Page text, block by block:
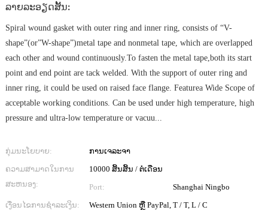
ລາຍລະອຽດສັ້ນ:
Spiral wound gasket with outer ring and inner ring, consists of “V-
shape”(or”W-shape”)metal tape and nonmetal tape, which are overlapped
each other and wound continuously.To fasten the metal tape,both its start
point and end point are tack welded. With the support of outer ring and
inner ring, it could be used on raised face flange. Featurea Wide Scope of
acceptable working conditions. Can be used under high temperature, high
pressure and ultra-low temperature or vacuu...
ກຸ່ມນະໂຍບາຍ:
ການເຈລະຈາ
ຄວາມສາມາດໃນການ
ສະຫນອງ:
10000 ສິ້ນສິ້ນ / ຕໍ່ເດືອນ
Port:
Shanghai Ningbo
ເງື່ອນໄຂການຊໍາລະເງິນ:
Western Union ຫຼື PayPal, T / T, L / C